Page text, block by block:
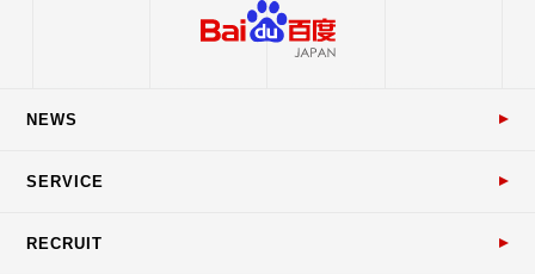
NEWS
SERVICE
RECRUIT